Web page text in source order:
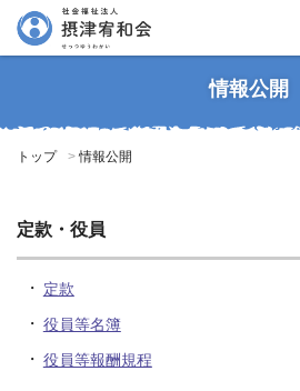
情報公開
トップ 情報公開
定款・役員
定款
役員等名簿
役員等報酬規程